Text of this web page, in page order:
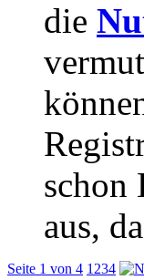
die
schon
aus,
Seite 1 von 4 1 234